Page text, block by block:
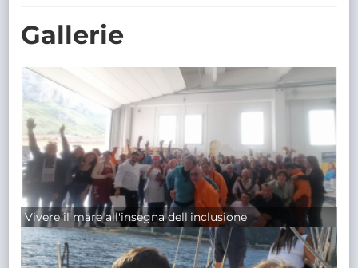
Gallerie
Vivere il mare all'insegna dell'inclusione